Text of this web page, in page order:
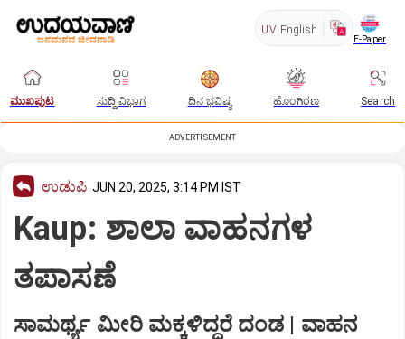
UV English
E-Paper
ಮುಖಪುಟ ಸುದ್ದಿ ವಿಭಾಗ ದಿನ ಭವಿಷ್ಯ ಹೊಂಗಿರಣ Search
ADVERTISEMENT
ಉಡುಪಿ JUN 20, 2025, 3:14 PM IST
Kaup: ಶಾಲಾ ವಾಹನಗಳ
ತಪಾಸಣೆ
ಸಾಮರ್ಥ್ಯ ಮೀರಿ ಮಕ್ಕಳಿದ್ದರೆ ದಂಡ | ವಾಹನ